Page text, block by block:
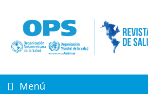
contenido
principal
Menú